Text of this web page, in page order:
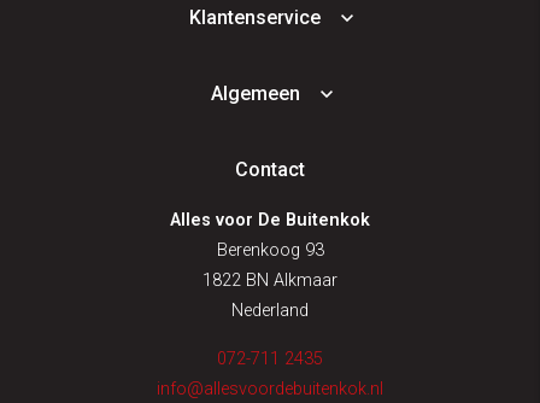
Klantenservice
Algemeen
Contact
Alles voor De Buitenkok
Berenkoog 93
1822 BN Alkmaar
Nederland
072-711 2435
info@allesvoordebuitenkok.nl